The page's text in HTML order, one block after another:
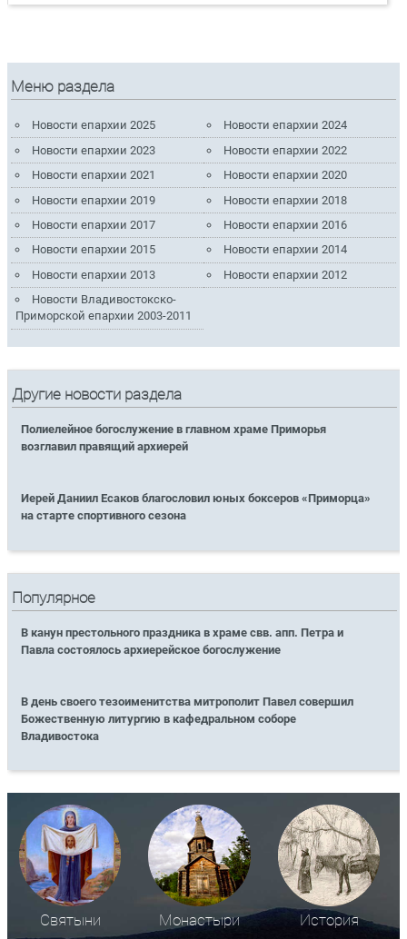
Меню раздела
Новости епархии 2025
Новости епархии 2024
Новости епархии 2023
Новости епархии 2022
Новости епархии 2021
Новости епархии 2020
Новости епархии 2019
Новости епархии 2018
Новости епархии 2017
Новости епархии 2016
Новости епархии 2015
Новости епархии 2014
Новости епархии 2013
Новости епархии 2012
Новости Владивостокско-
Приморской епархии 2003-2011
Другие новости раздела
Полиелейное богослужение в главном храме Приморья
возглавил правящий архиерей
Иерей Даниил Есаков благословил юных боксеров «Приморца»
на старте спортивного сезона
Популярное
В канун престольного праздника в храме свв. апп. Петра и
Павла состоялось архиерейское богослужение
В день своего тезоименитства митрополит Павел совершил
Божественную литургию в кафедральном соборе
Владивостока
Святыни Монастыри История